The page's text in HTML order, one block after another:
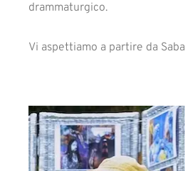
drammaturgico.
Vi aspettiamo a partire da